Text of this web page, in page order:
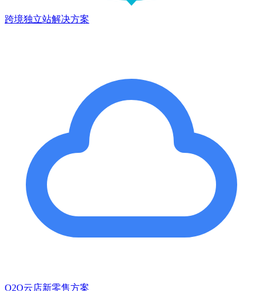
跨境独立站解决方案
O2O云店新零售方案